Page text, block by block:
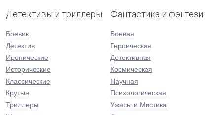
Детективы и триллеры
Боевик
Детектив
Иронические
Исторические
Классические
Крутые
Триллеры
Фантастика и фэнтези
Боевая
Героическая
Детективная
Космическая
Научная
Психологическая
Ужасы и Мистика